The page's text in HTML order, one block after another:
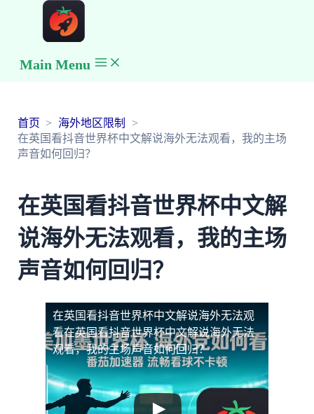
Main Menu
首页
海外地区限制
在英国看抖音世界杯中文解说海外无法观看，我的主场
声音如何回归？
在英国看抖音世界杯中文解
说海外无法观看，我的主场
声音如何回归？
在英国看抖音世界杯中文解说海外无法观
看在英国看抖音世界杯中文解说海外无法
观看，我的主场声音如何回归？